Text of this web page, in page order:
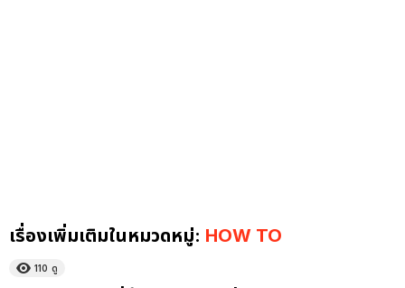
เรื่องเพิ่มเติมในหมวดหมู่: HOW TO
110 ดู